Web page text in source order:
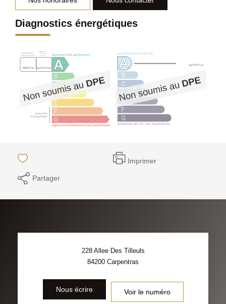
Diagnostics énergétiques
Imprimer
Partager
228 Allee Des Tilleuls
84200 Carpentras
Nous écrire Voir le numéro